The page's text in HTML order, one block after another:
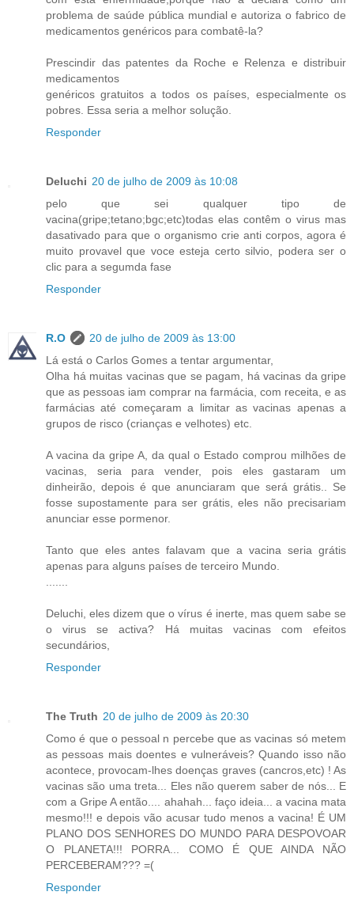
problema de saúde pública mundial e autoriza o fabrico de
medicamentos genéricos para combatê-la?
Prescindir das patentes da Roche e Relenza e distribuir
medicamentos
genéricos gratuitos a todos os países, especialmente os
pobres. Essa seria a melhor solução.
Responder
Deluchi 20 de julho de 2009 às 10:08
pelo que sei qualquer tipo de
vacina(gripe;tetano;bgc;etc)todas elas contêm o virus mas
dasativado para que o organismo crie anti corpos, agora é
muito provavel que voce esteja certo silvio, podera ser o
clic para a segumda fase
Responder
R.O
20 de julho de 2009 às 13:00
Lá está o Carlos Gomes a tentar argumentar,
Olha há muitas vacinas que se pagam, há vacinas da gripe
que as pessoas iam comprar na farmácia, com receita, e as
farmácias até começaram a limitar as vacinas apenas a
grupos de risco (crianças e velhotes) etc.
A vacina da gripe A, da qual o Estado comprou milhões de
vacinas, seria para vender, pois eles gastaram um
dinheirão, depois é que anunciaram que será grátis.. Se
fosse supostamente para ser grátis, eles não precisariam
anunciar esse pormenor.
Tanto que eles antes falavam que a vacina seria grátis
apenas para alguns países de terceiro Mundo.
Deluchi, eles dizem que o vírus é inerte, mas quem sabe se
o virus se activa? Há muitas vacinas com efeitos
secundários,
Responder
The Truth 20 de julho de 2009 às 20:30
Como é que o pessoal n percebe que as vacinas só metem
as pessoas mais doentes e vulneráveis? Quando isso não
acontece, provocam-lhes doenças graves (cancros,etc) ! As
vacinas são uma treta... Eles não querem saber de nós... E
com a Gripe A então.... ahahah... faço ideia... a vacina mata
mesmo!!! e depois vão acusar tudo menos a vacina! É UM
PLANO DOS SENHORES DO MUNDO PARA DESPOVOAR
O PLANETA!!! PORRA... COMO É QUE AINDA NÃO
PERCEBERAM??? =(
Responder